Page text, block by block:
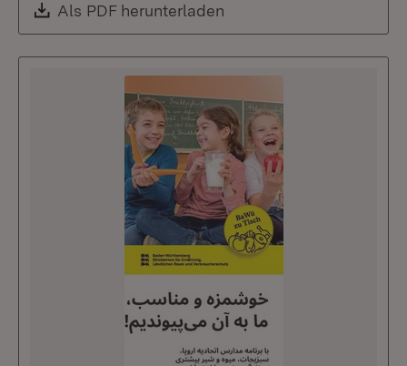
Download:
Als PDF herunterladen